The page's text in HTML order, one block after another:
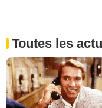
Toutes les